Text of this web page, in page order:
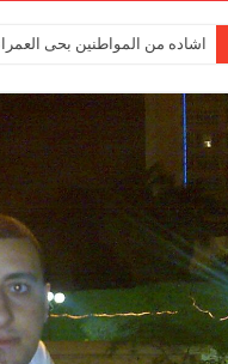
اشاده من المواطنين بحى